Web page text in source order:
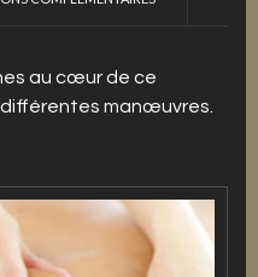
au cœur de ce
manœuvres.